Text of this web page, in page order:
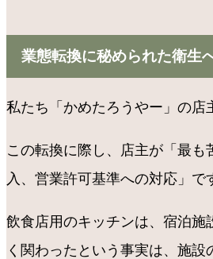
業態転換に秘められた衛生
私たち「かめたろうやー」の店
この転換に際し、店主が「最
入、営業許可基準への対応」で
飲食店用のキッチンは、宿泊
く関わったという事実は、施